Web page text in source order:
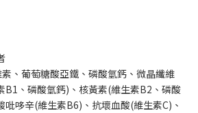
、葡萄糖酸亞鐵、磷酸氫鈣、微晶纖維
B1、磷酸氫鈣)、核黃素(維生素B2、磷酸
哆辛(維生素B6)、抗壞血酸(維生素C)、